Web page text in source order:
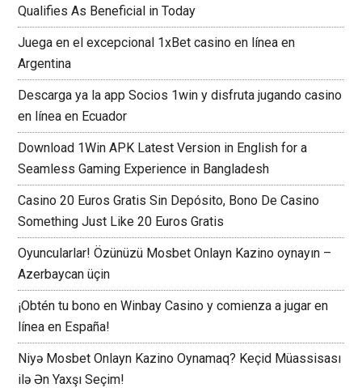
Qualifies As Beneficial in Today
Juega en el excepcional 1xBet casino en línea en
Argentina
Descarga ya la app Socios 1win y disfruta jugando casino
en línea en Ecuador
Download 1Win APK Latest Version in English for a
Seamless Gaming Experience in Bangladesh
Casino 20 Euros Gratis Sin Depósito, Bono De Casino
Something Just Like 20 Euros Gratis
Oyuncularlar! Özünüzü Mosbet Onlayn Kazino oynayın –
Azerbaycan üçin
¡Obtén tu bono en Winbay Casino y comienza a jugar en
línea en España!
Niyə Mosbet Onlayn Kazino Oynamaq? Keçid Müassisası
ilə Ən Yaxşı Seçim!